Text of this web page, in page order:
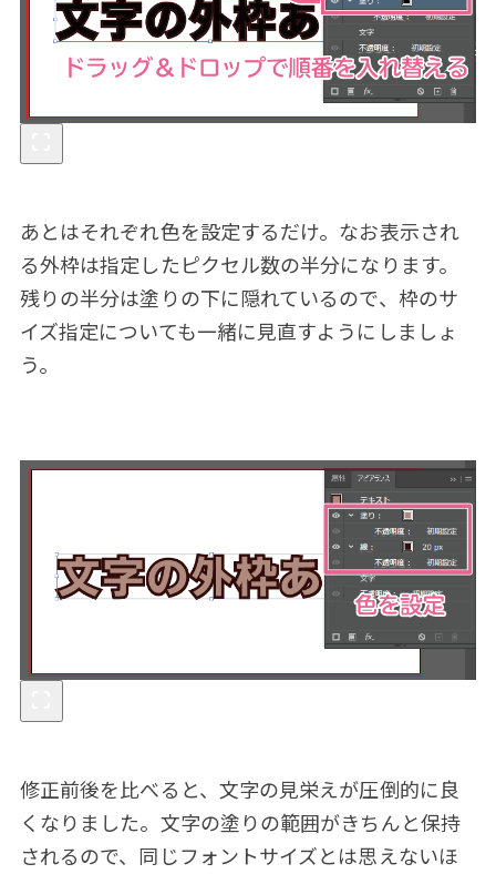
あとはそれぞれ色を設定するだけ。なお表示され
る外枠は指定したピクセル数の半分になります。
残りの半分は塗りの下に隠れているので、枠のサ
イズ指定についても一緒に見直すようにしましょ
う。
修正前後を比べると、文字の見栄えが圧倒的に良
くなりました。文字の塗りの範囲がきちんと保持
されるので、同じフォントサイズとは思えないほ